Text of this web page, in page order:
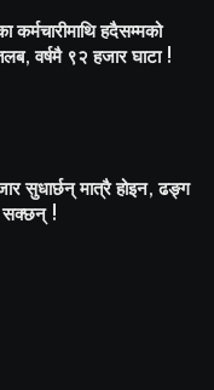
हदैसम्मको
वर्षमै ९२ हजार घाटा !
सुधार्छन् मात्रै होइन, ढङ्ग
सक्छन् !